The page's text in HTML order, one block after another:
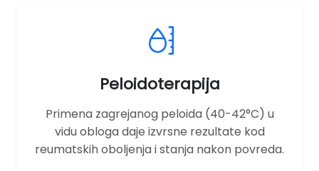
Peloidoterapija
Primena zagrejanog peloida (40-42°C) u
vidu obloga daje izvrsne rezultate kod
reumatskih oboljenja i stanja nakon povreda.